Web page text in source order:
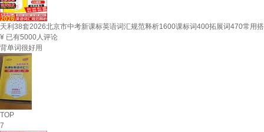
天利38套2026北京市中考新课标英语词汇规范释析1600课标词400拓展词470常用
¥ 已有5000人评论
背单词很好用
TOP
7